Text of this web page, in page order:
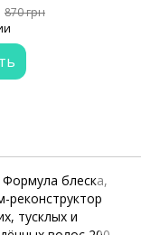
870 грн